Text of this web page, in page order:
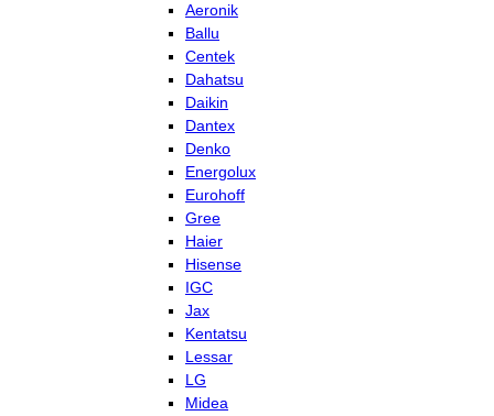
Aeronik
Ballu
Centek
Dahatsu
Daikin
Dantex
Denko
Energolux
Eurohoff
Gree
Haier
Hisense
IGC
Jax
Kentatsu
Lessar
LG
Midea